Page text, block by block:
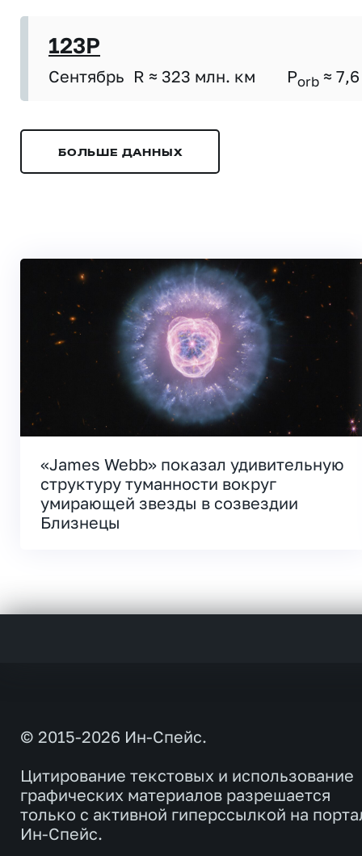
123P
Сентябрь R ≈ 323 млн. км Porb ≈ 7,6
БОЛЬШЕ ДАННЫХ
«James Webb» показал удивительную
структуру туманности вокруг
умирающей звезды в созвездии
Близнецы
© 2015-2026 Ин-Спейс.
Цитирование текстовых и использование
графических материалов разрешается
только с активной гиперссылкой на
Ин-Спейс.